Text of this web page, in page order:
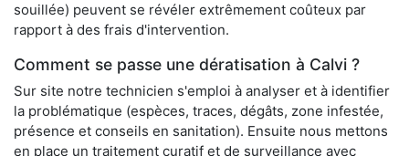
souillée) peuvent se révéler extrêmement coûteux par
rapport à des frais d'intervention.
Comment se passe une dératisation à Calvi ?
Sur site notre technicien s'emploi à analyser et à identifier
la problématique (espèces, traces, dégâts, zone infestée,
présence et conseils en sanitation). Ensuite nous mettons
en place un traitement curatif et de surveillance avec